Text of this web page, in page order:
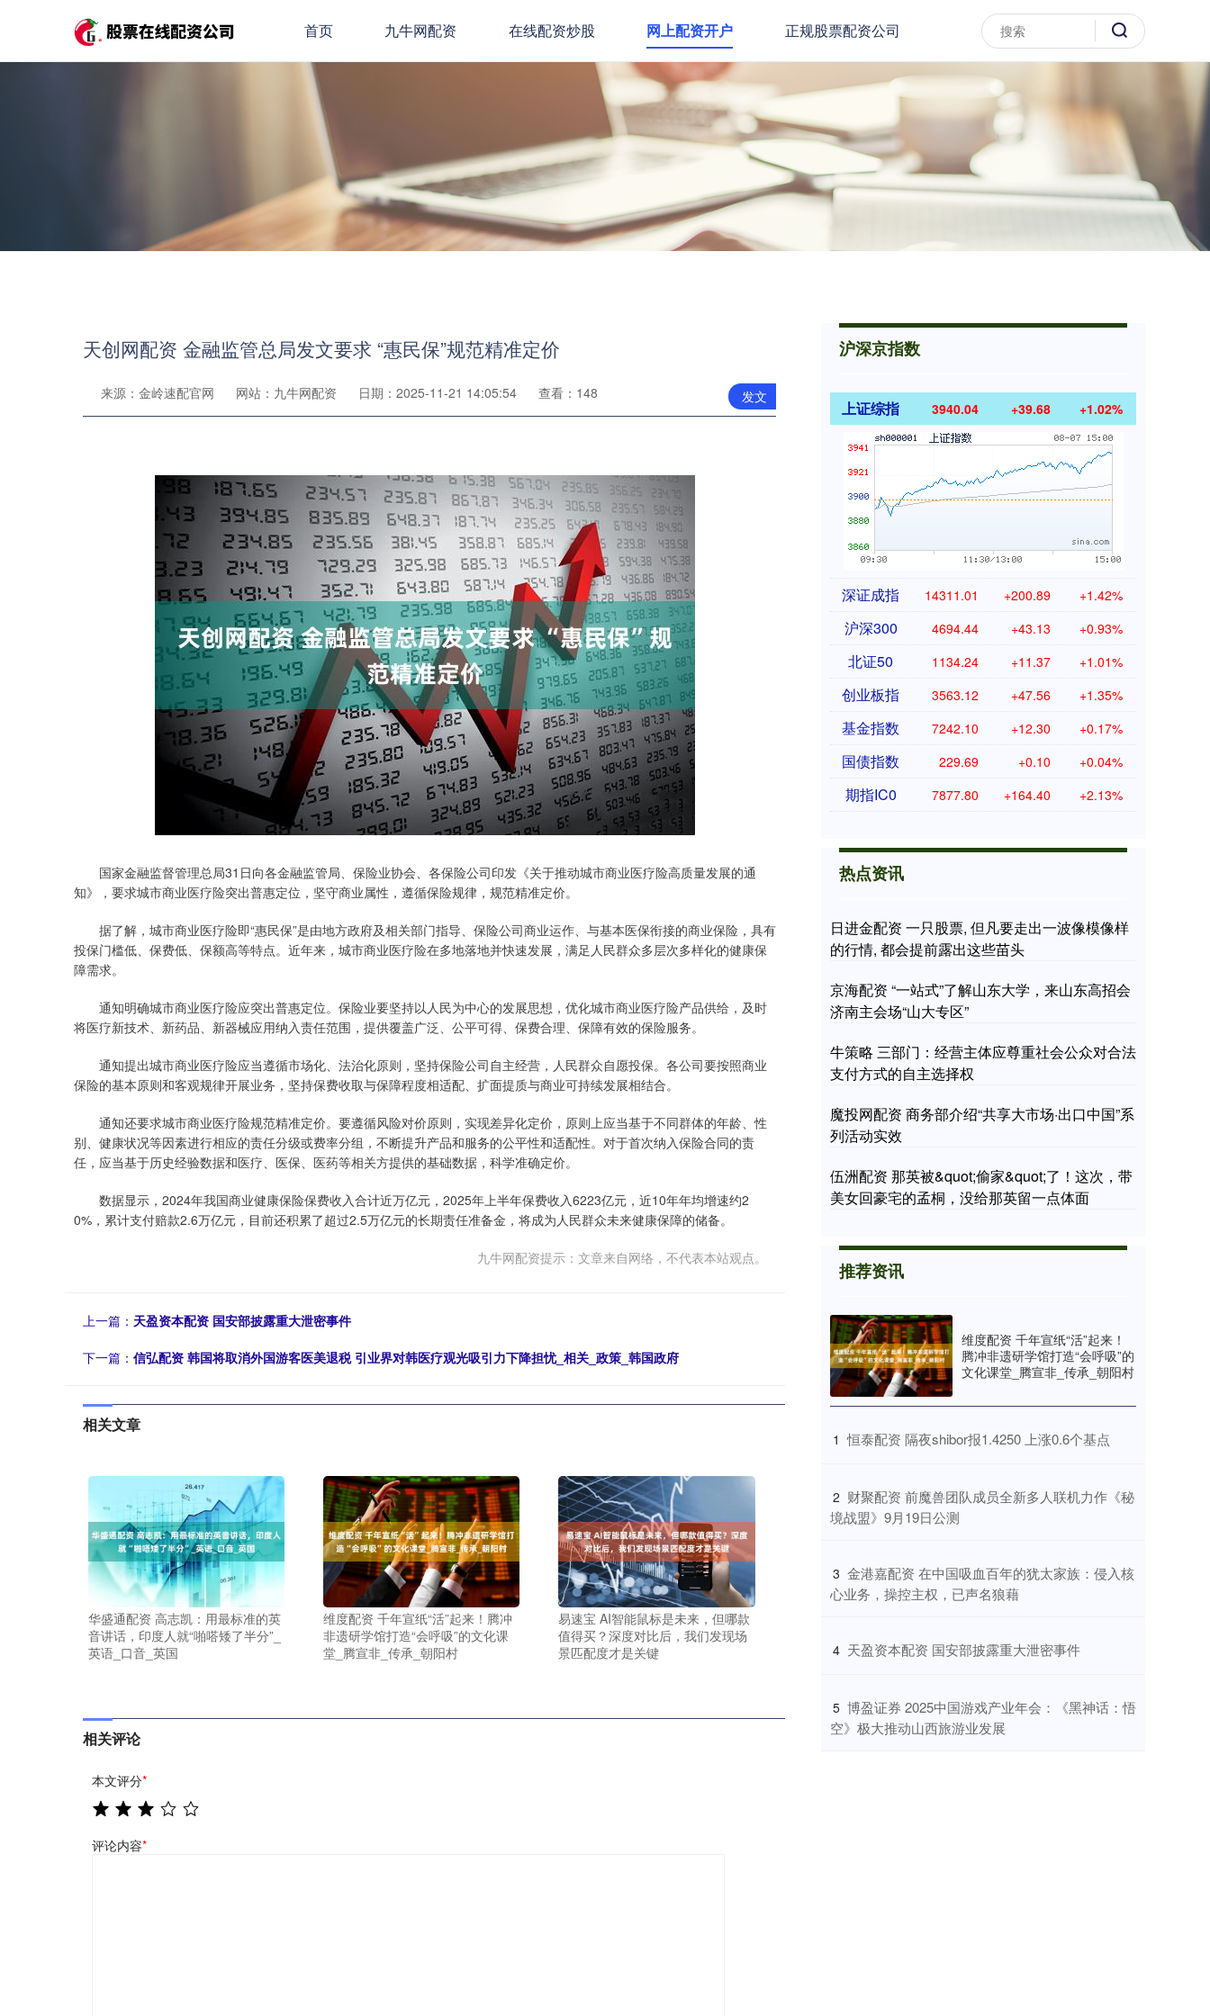
首页 九牛网配资 在线配资炒股 网上配资开户 正规股票配资公司
天创网配资 金融监管总局发文要求 “惠民保”规范精准定价
发文
来源：金岭速配官网 网站：九牛网配资 日期：2025-11-21 14:05:54 查看：148
国家金融监督管理总局31日向各金融监管局、保险业协会、各保险公司印发《关于推动城市商业医疗险高质量发展的通
知》，要求城市商业医疗险突出普惠定位，坚守商业属性，遵循保险规律，规范精准定价。
据了解，城市商业医疗险即“惠民保”是由地方政府及相关部门指导、保险公司商业运作、与基本医保衔接的商业保险，具有
投保门槛低、保费低、保额高等特点。近年来，城市商业医疗险在多地落地并快速发展，满足人民群众多层次多样化的健康保
障需求。
通知明确城市商业医疗险应突出普惠定位。保险业要坚持以人民为中心的发展思想，优化城市商业医疗险产品供给，及时
将医疗新技术、新药品、新器械应用纳入责任范围，提供覆盖广泛、公平可得、保费合理、保障有效的保险服务。
通知提出城市商业医疗险应当遵循市场化、法治化原则，坚持保险公司自主经营，人民群众自愿投保。各公司要按照商业
保险的基本原则和客观规律开展业务，坚持保费收取与保障程度相适配、扩面提质与商业可持续发展相结合。
通知还要求城市商业医疗险规范精准定价。要遵循风险对价原则，实现差异化定价，原则上应当基于不同群体的年龄、性
别、健康状况等因素进行相应的责任分级或费率分组，不断提升产品和服务的公平性和适配性。对于首次纳入保险合同的责
任，应当基于历史经验数据和医疗、医保、医药等相关方提供的基础数据，科学准确定价。
数据显示，2024年我国商业健康保险保费收入合计近万亿元，2025年上半年保费收入6223亿元，近10年年均增速约2
0%，累计支付赔款2.6万亿元，目前还积累了超过2.5万亿元的长期责任准备金，将成为人民群众未来健康保障的储备。
九牛网配资提示：文章来自网络，不代表本站观点。
上一篇： 天盈资本配资 国安部披露重大泄密事件
下一篇： 信弘配资 韩国将取消外国游客医美退税 引业界对韩医疗观光吸引力下降担忧_相关_政策_韩国政府
相关文章
华盛通配资 高志凯：用最标准的英
音讲话，印度人就“啪嗒矮了半分”_
英语_口音_英国
维度配资 千年宣纸“活”起来！腾冲
非遗研学馆打造“会呼吸”的文化课
堂_腾宣非_传承_朝阳村
易速宝 AI智能鼠标是未来，但哪款
值得买？深度对比后，我们发现场
景匹配度才是关键
相关评论
本文评分*
评论内容*
沪深京指数
上证综指 3940.04 +39.68 +1.02%
深证成指 14311.01 +200.89 +1.42%
沪深300 4694.44 +43.13 +0.93%
北证50 1134.24 +11.37 +1.01%
创业板指 3563.12 +47.56 +1.35%
基金指数 7242.10 +12.30 +0.17%
国债指数 229.69 +0.10 +0.04%
期指IC0 7877.80 +164.40 +2.13%
热点资讯
日进金配资 一只股票, 但凡要走出一波像模像样
的行情, 都会提前露出这些苗头
京海配资 “一站式”了解山东大学，来山东高招会
济南主会场“山大专区”
牛策略 三部门：经营主体应尊重社会公众对合法
支付方式的自主选择权
魔投网配资 商务部介绍“共享大市场·出口中国”系
列活动实效
伍洲配资 那英被&quot;偷家&quot;了！这次，带
美女回豪宅的孟桐，没给那英留一点体面
推荐资讯
维度配资 千年宣纸“活”起来！
腾冲非遗研学馆打造“会呼吸”的
文化课堂_腾宣非_传承_朝阳村
1 ​恒泰配资 隔夜shibor报1.4250 上涨0.6个基点
2 ​财聚配资 前魔兽团队成员全新多人联机力作《秘
境战盟》9月19日公测
3 ​金港嘉配资 在中国吸血百年的犹太家族：侵入核
心业务，操控主权，已声名狼藉
4 ​天盈资本配资 国安部披露重大泄密事件
5 ​博盈证券 2025中国游戏产业年会：《黑神话：悟
空》极大推动山西旅游业发展